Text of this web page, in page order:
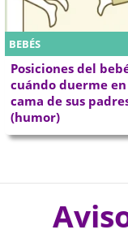
BEBÉS
Posiciones del
cuándo duerme
cama de sus
(humor)
P